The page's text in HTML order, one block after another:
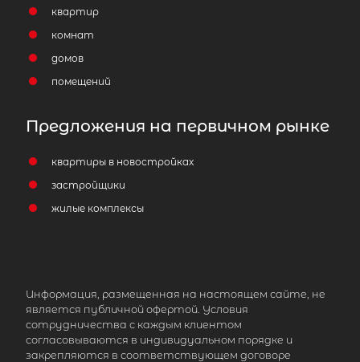
квартир
комнат
домов
помещений
Предложения на первичном рынке
квартиры в новостройках
застройщики
жилые комплексы
Информация, размещенная на настоящем сайте, не
является публичной офертой. Условия
сотрудничества с каждым клиентом
согласовываются в индивидуальном порядке и
закрепляются в соответствующем договоре